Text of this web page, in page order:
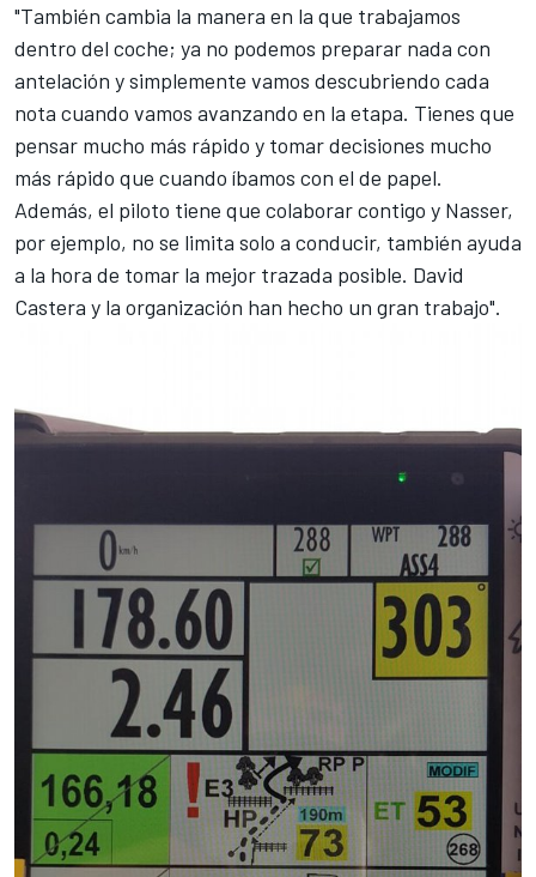
"También cambia la manera en la que trabajamos
dentro del coche; ya no podemos preparar nada con
antelación y simplemente vamos descubriendo cada
nota cuando vamos avanzando en la etapa. Tienes que
pensar mucho más rápido y tomar decisiones mucho
más rápido que cuando íbamos con el de papel.
Además, el piloto tiene que colaborar contigo y Nasser,
por ejemplo, no se limita solo a conducir, también ayuda
a la hora de tomar la mejor trazada posible. David
Castera y la organización han hecho un gran trabajo".